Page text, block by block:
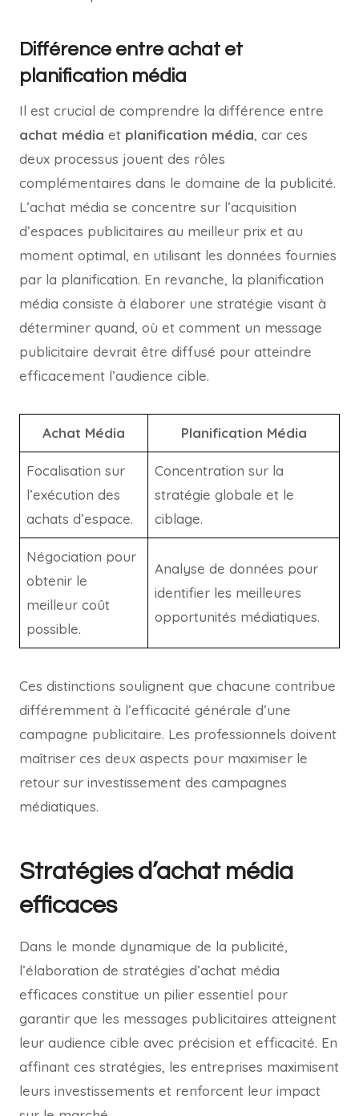
Différence entre achat et
planification média
Il est crucial de comprendre la différence entre
achat média et planification média, car ces
deux processus jouent des rôles
complémentaires dans le domaine de la publicité.
L’achat média se concentre sur l’acquisition
d’espaces publicitaires au meilleur prix et au
moment optimal, en utilisant les données fournies
par la planification. En revanche, la planification
média consiste à élaborer une stratégie visant à
déterminer quand, où et comment un message
publicitaire devrait être diffusé pour atteindre
efficacement l’audience cible.
Achat Média Planification Média
Focalisation sur
l’exécution des
achats d’espace.
Concentration sur la
stratégie globale et le
ciblage.
Négociation pour
obtenir le
meilleur coût
possible.
Analyse de données pour
identifier les meilleures
opportunités médiatiques.
Ces distinctions soulignent que chacune contribue
différemment à l’efficacité générale d’une
campagne publicitaire. Les professionnels doivent
maîtriser ces deux aspects pour maximiser le
retour sur investissement des campagnes
médiatiques.
Stratégies d’achat média
efficaces
Dans le monde dynamique de la publicité,
l’élaboration de stratégies d’achat média
efficaces constitue un pilier essentiel pour
garantir que les messages publicitaires atteignent
leur audience cible avec précision et efficacité. En
affinant ces stratégies, les entreprises maximisent
leurs investissements et renforcent leur impact